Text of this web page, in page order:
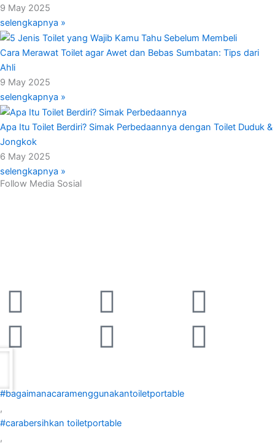
9 May 2025
selengkapnya »
Cara Merawat Toilet agar Awet dan Bebas Sumbatan: Tips dari
Ahli
9 May 2025
selengkapnya »
Apa Itu Toilet Berdiri? Simak Perbedaannya dengan Toilet Duduk &
Jongkok
6 May 2025
selengkapnya »
Follow Media Sosial
Facebook-
f
Instagram
LinkedinTwitter
#bagaimanacaramenggunakantoiletportable
,
#carabersihkan toiletportable
,